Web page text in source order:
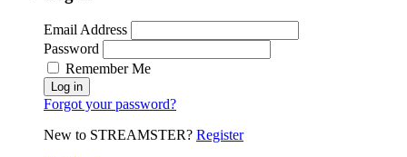
Email Address
Password
Remember Me
Forgot your password?
New to STREAMSTER? Register